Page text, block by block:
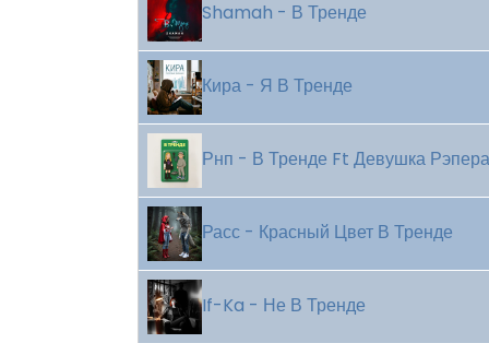
Shamah - В Тренде
Кира - Я В Тренде
Рнп - В Тренде Ft Девушка
Расс - Красный Цвет В Тренде
If-Ka - Не В Тренде